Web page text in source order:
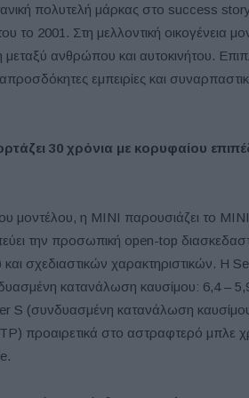
πολυτελή μάρκας στο success
το 2001. Στη μελλοντική οικογένεια
μεταξύ ανθρώπου και αυτοκινήτου.
εμπειρίες και
30 χρόνια με κορυφαίου
μοντέλου, η MINI παρουσιάζει το
την προσωπική open-top
και σχεδιαστικών χαρακτηριστικών. Η
κατανάλωση καυσίμου: 6,4 –
S (συνδυασμένη κατανάλωση
προαιρετικά στο αστραφτερό μπλε